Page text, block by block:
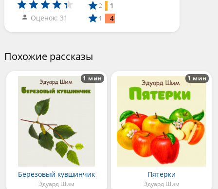
Оценок: 31
2 1
1 4
Похожие рассказы
Березовый кувшинчик
Эдуард Шим
1 мин
Пятерки
Эдуард Шим
1 мин